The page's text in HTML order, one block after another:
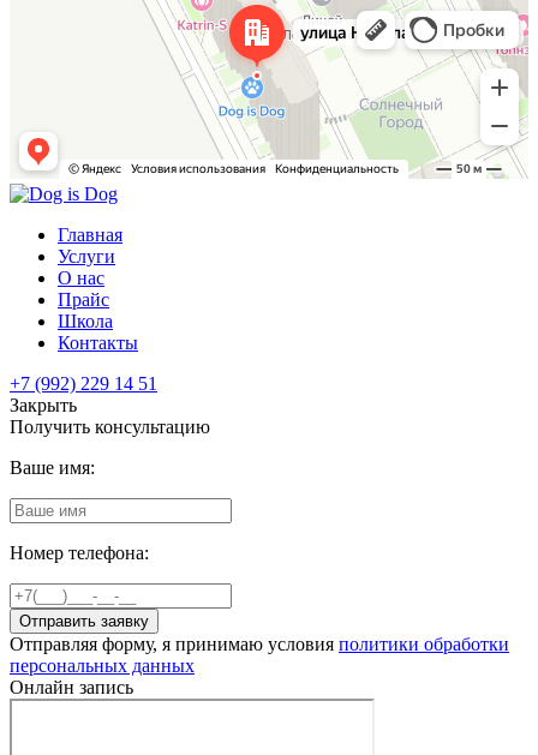
Главная
Услуги
О нас
Прайс
Школа
Контакты
+7 (992) 229 14 51
Закрыть
Получить консультацию
Ваше имя:
Номер телефона:
Отправить заявку
Отправляя форму, я принимаю условия политики обработки
персональных данных
Онлайн запись